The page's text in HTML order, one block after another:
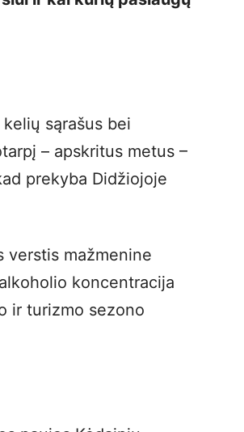
sąrašus bei
– apskritus metus –
prekyba Didžiojoje
verstis mažmenine
koncentracija
ir turizmo sezono